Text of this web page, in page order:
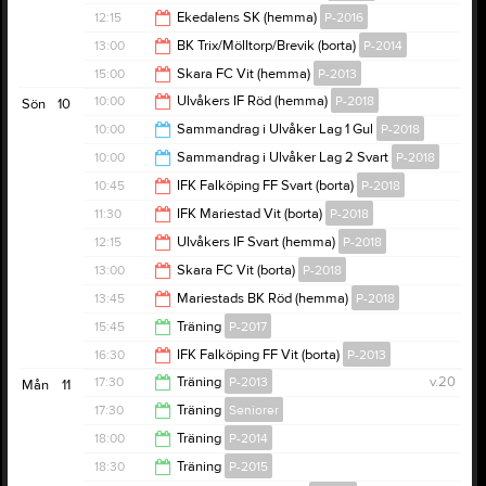
13:30
13:00
12:15 Ekedalens SK (hemma) P-2016
14:15
13:00 BK Trix/Mölltorp/Brevik (borta) P-2014
15:00
15:00 Skara FC Vit (hemma) P-2013
17:00
10
Sön 10:00 Ulvåkers IF Röd (hemma) P-2018
12:00
10:00 Sammandrag i Ulvåker Lag 1 Gul P-2018
14:30
10:00 Sammandrag i Ulvåker Lag 2 Svart P-2018
14:30
10:45 IFK Falköping FF Svart (borta) P-2018
12:45
11:30 IFK Mariestad Vit (borta) P-2018
13:30
12:15 Ulvåkers IF Svart (hemma) P-2018
14:15
13:00 Skara FC Vit (borta) P-2018
15:00
13:45 Mariestads BK Röd (hemma) P-2018
15:45
15:45 Träning P-2017
17:00
16:30 IFK Falköping FF Vit (borta) P-2013
18:30
11
Mån v.20
17:30 Träning P-2013
19:00
17:30 Träning Seniorer
19:00
18:00 Träning P-2014
18:30 Träning P-2015